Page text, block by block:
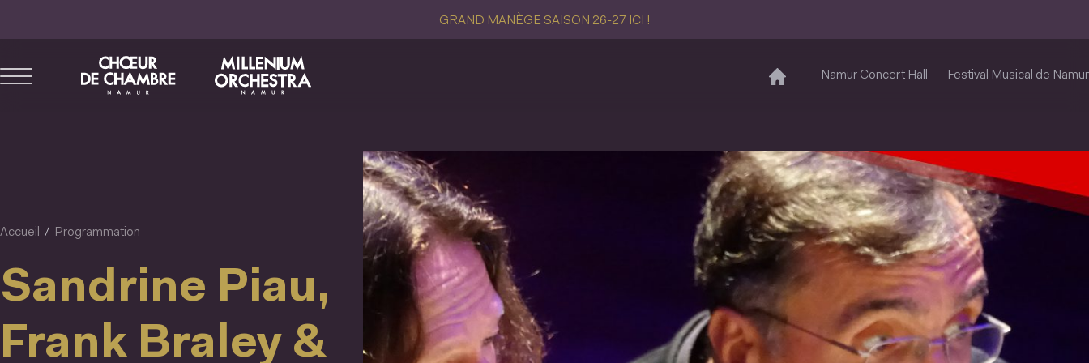
principal
GRAND MANÈGE SAISON 26-27 ICI !
Namur Concert Hall Festival Musical de Namur
Accueil Programmation
Sandrine Piau,
Frank Braley &